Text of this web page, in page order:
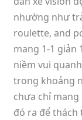
nhường như
roulette, and
mang 1-1 giản
niềm vui
trong khoảng
chưa chỉ
đó ra để thách